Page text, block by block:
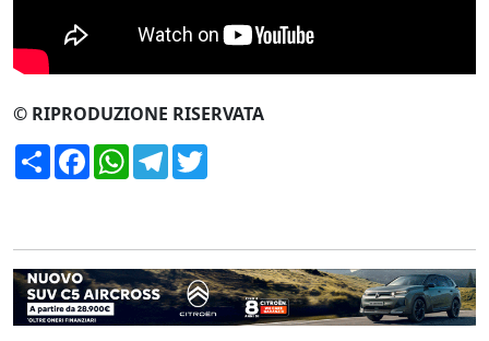
© RIPRODUZIONE RISERVATA
CondividiFacebookWhatsApp
Telegram